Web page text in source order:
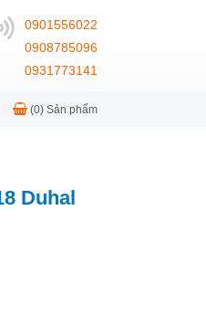
0901556022
0908785096
0931773141
(0) Sản phẩm
Duhal